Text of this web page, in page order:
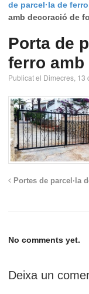
de parcel·la de ferro
amb decoració de
Porta de
ferro
Publicat el Dimecres, 13
Portes de parcel·la
No comments yet.
Deixa un